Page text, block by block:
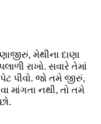
મેથીના દાણા
રાખો. સવારે તેમાં
પીવો. જો તમે જીરું,
માંગતા નથી, તો તમે